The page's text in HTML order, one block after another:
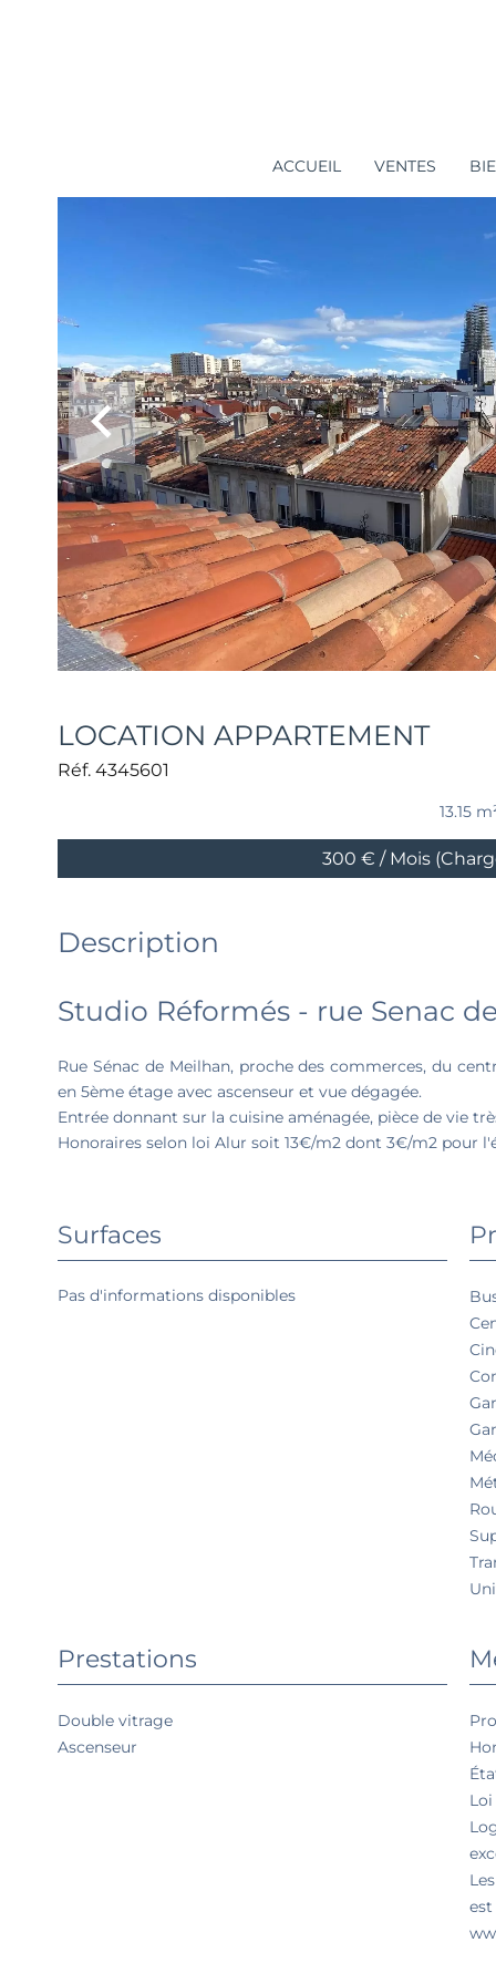
ACCUEIL VENTES
LOCATION APPARTEMENT
Réf. 4345601
13.15
300 € / Mois
Description
Studio Réformés - rue Senac
Rue Sénac de Meilhan, proche des commerces, du
en 5ème étage avec ascenseur et vue dégagée.
Entrée donnant sur la cuisine aménagée, pièce de vie
Honoraires selon loi Alur soit 13€/m2 dont 3€/m2 pour
Surfaces
Pas d'informations disponibles
Prestations
Double vitrage
Ascenseur
est